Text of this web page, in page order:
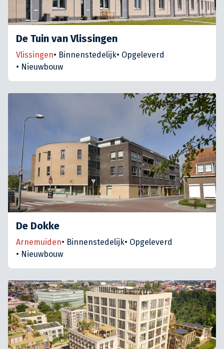
De Tuin van Vlissingen
Vlissingen• Binnenstedelijk• Opgeleverd
• Nieuwbouw
De Dokke
Arnemuiden• Binnenstedelijk• Opgeleverd
• Nieuwbouw